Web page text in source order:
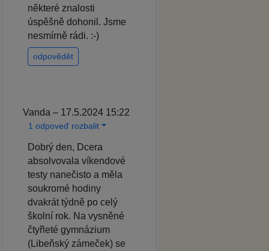
některé znalosti
úspěšně dohonil. Jsme
nesmírně rádi. :-)
odpovědět
Vanda – 17.5.2024 15:22
1 odpoveď rozbalit
Dobrý den, Dcera
absolvovala víkendové
testy nanečisto a měla
soukromé hodiny
dvakrát týdně po celý
školní rok. Na vysněné
čtyřleté gymnázium
(Libeňský zámeček) se